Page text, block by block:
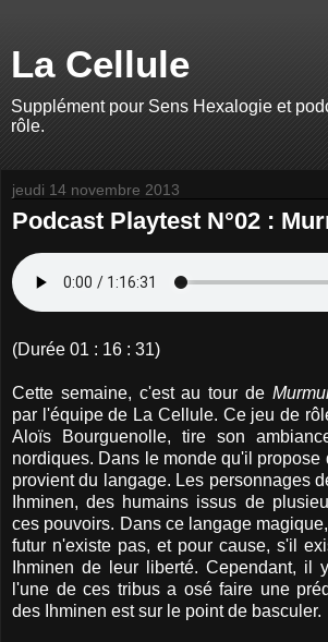
La Cellule
Supplément pour Sens Hexalogie et
rôle.
jeudi 14 novembre 2013
Podcast Playtest N°02 :
(Durée 01 : 16 : 31)
Cette semaine, c'est au tour de
par l'équipe de La Cellule. Ce jeu de
Aloïs Bourguenolle, tire son
nordiques. Dans le monde qu'il propose
provient du langage. Les personnages
Ihminen, des humains issus de
ces pouvoirs. Dans ce langage
futur n'existe pas, et pour cause, s'il
Ihminen de leur liberté. Cependant, il
l'une de ces tribus a osé faire une
des Ihminen est sur le point de basculer.